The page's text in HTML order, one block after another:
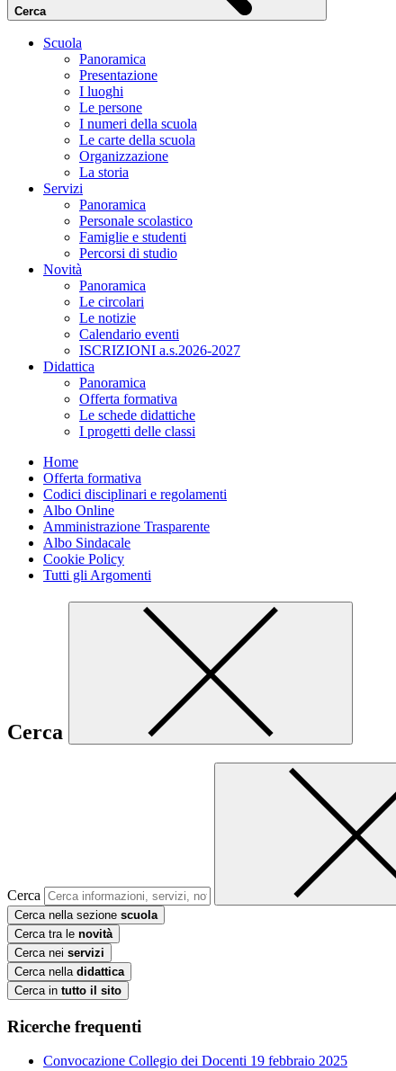
Cerca
Scuola
Panoramica
Presentazione
I luoghi
Le persone
I numeri della scuola
Le carte della scuola
Organizzazione
La storia
Servizi
Panoramica
Personale scolastico
Famiglie e studenti
Percorsi di studio
Novità
Panoramica
Le circolari
Le notizie
Calendario eventi
ISCRIZIONI a.s.2026-2027
Didattica
Panoramica
Offerta formativa
Le schede didattiche
I progetti delle classi
Home
Offerta formativa
Codici disciplinari e regolamenti
Albo Online
Amministrazione Trasparente
Albo Sindacale
Cookie Policy
Tutti gli Argomenti
Cerca
Cerca
Cerca nella sezione scuola
Cerca tra le novità
Cerca nei servizi
Cerca nella didattica
Cerca in tutto il sito
Ricerche frequenti
Convocazione Collegio dei Docenti 19 febbraio 2025